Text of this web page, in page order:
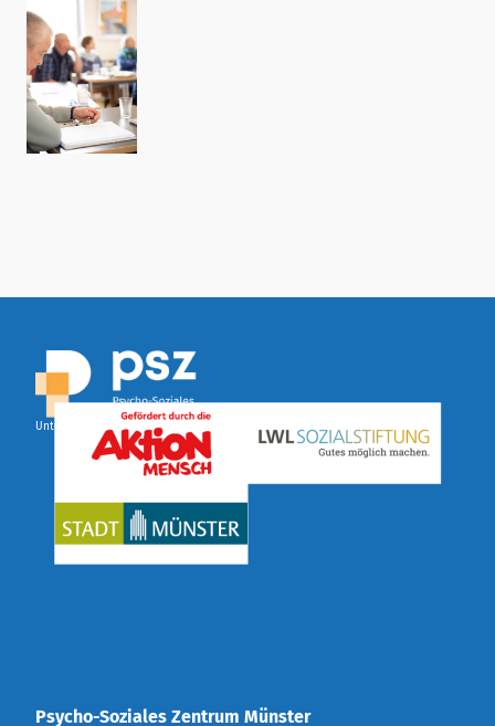
Unterstützt durch:
Psycho-Soziales Zentrum Münster